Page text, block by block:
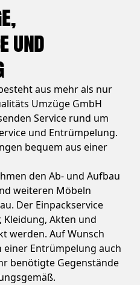
und
aus mehr als nur
Umzüge GmbH
Service rund um
und Entrümpelung.
bequem aus einer
den Ab- und Aufbau
weiteren Möbeln
Der Einpackservice
Kleidung, Akten und
werden. Auf Wunsch
Entrümpelung auch
benötigte Gegenstände